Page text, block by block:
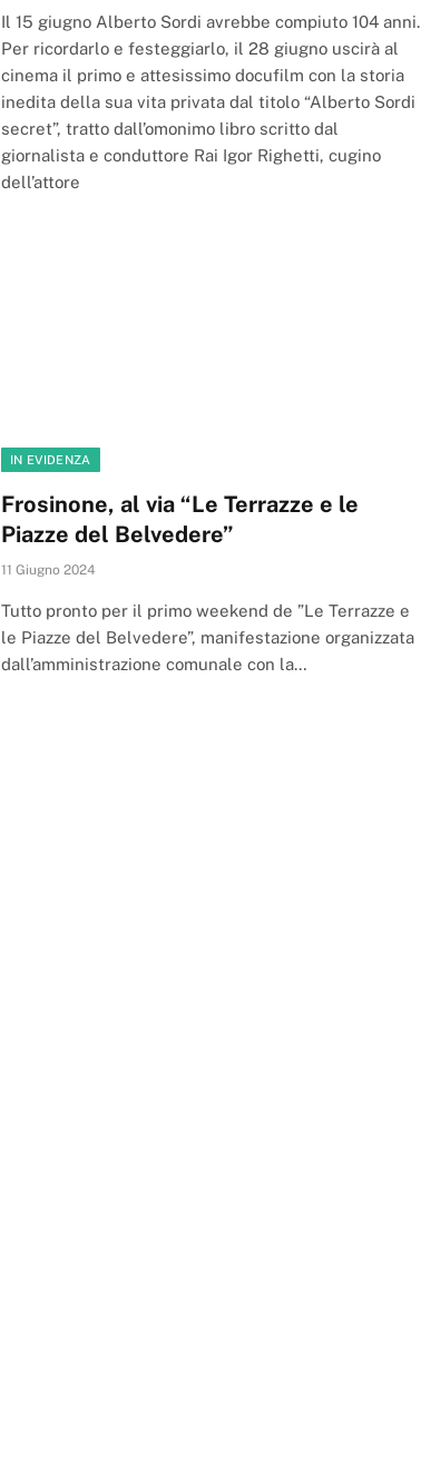
Il 15 giugno Alberto Sordi avrebbe compiuto 104 anni.
Per ricordarlo e festeggiarlo, il 28 giugno uscirà al
cinema il primo e attesissimo docufilm con la storia
inedita della sua vita privata dal titolo “Alberto Sordi
secret”, tratto dall’omonimo libro scritto dal
giornalista e conduttore Rai Igor Righetti, cugino
dell’attore
IN EVIDENZA
Frosinone, al via “Le Terrazze e le
Piazze del Belvedere”
11 Giugno 2024
Tutto pronto per il primo weekend de ”Le Terrazze e
le Piazze del Belvedere”, manifestazione organizzata
dall’amministrazione comunale con la…